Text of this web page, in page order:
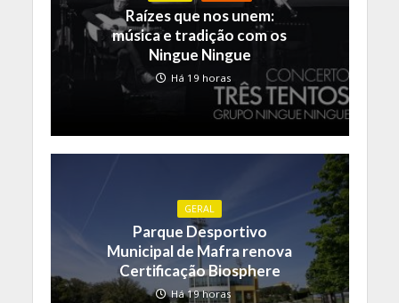
Raízes que nos unem:
música e tradição com os
Ningue Ningue
Há 19 horas
GERAL
Parque Desportivo
Municipal de Mafra renova
Certificação Biosphere
Há 19 horas